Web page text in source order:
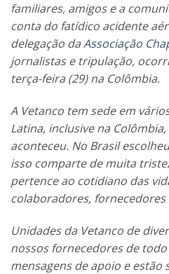
familiares, amigos e a
conta do fatídico acidente
delegação daAssociação
jornalistas e tripulação,
terça-feira (29) na Colômbia.
A Vetanco tem sede em
Latina, inclusive na
aconteceu. No Brasil
isso comparte de muita
pertence ao cotidiano das
colaboradores, fornecedores
Unidades da Vetanco de
nossos fornecedores de
mensagens de apoio e estão